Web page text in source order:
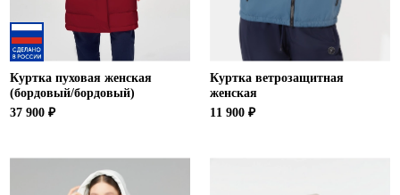
Куртка пуховая женская
(бордовый/бордовый)
37 900 ₽
Куртка ветрозащитная
женская
11 900 ₽